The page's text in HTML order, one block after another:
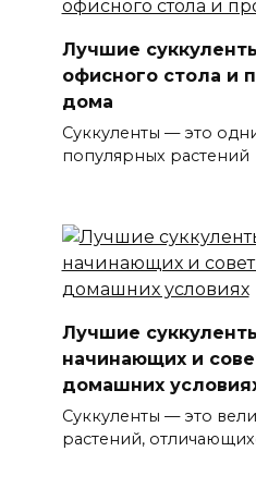
Лучшие
офисного стола и
дома
Суккуленты — это
популярных растений
Лучшие
начинающих и
домашних
Суккуленты — это
растений,